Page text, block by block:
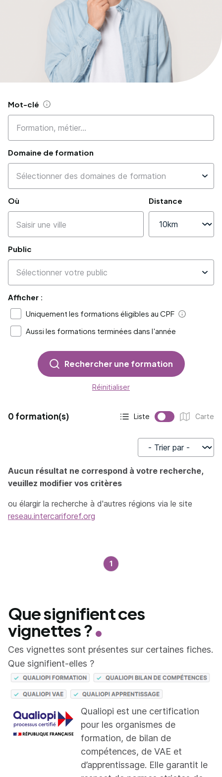
Mot-clé Aide
Domaine de formation
Où Distance
Public
Afficher :
Uniquement les formations éligibles au CPF
Aide
Aussi les formations terminées dans l'année
Rechercher une formation
Réinitialiser
0 formation(s)
Affichage actif :
Liste
Affichage :
Carte
Trier par
Aucun résultat ne correspond à votre recherche,
veuillez modifier vos critères
ou élargir la recherche à d'autres régions via le site
reseau.intercariforef.org
1
Que signifient ces
vignettes ?
Ces vignettes sont présentes sur certaines fiches.
Que signifient-elles ?
Qualiopi est une certification
pour les organismes de
formation, de bilan de
compétences, de VAE et
d’apprentissage. Elle garantit le